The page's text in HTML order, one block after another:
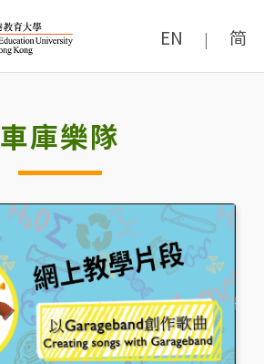
EN | 简
車庫樂隊